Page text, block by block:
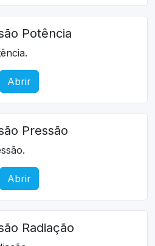
Potência
Abrir
Pressão
Abrir
Radiação